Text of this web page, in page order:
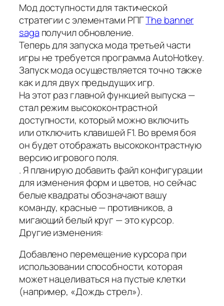
Мод доступности для тактической
стратегии с элементами РПГThe banner
saga получил обновление.
Теперь для запуска мода третьей части
игры не требуется программа AutoHotkey.
Запуск мода осуществляется точно также
как и для двух предыдущих игр.
На этот раз главной функцией выпуска —
стал режим высококонтрастной
доступности, который можно включить
или отключить клавишей F1. Во время боя
он будет отображать высококонтрастную
версию игрового поля.
. Я планирую добавить файл конфигурации
для изменения форм и цветов, но сейчас
белые квадраты обозначают вашу
команду, красные — противников, а
мигающий белый круг — это курсор.
Другие изменения:
Добавлено перемещение курсора при
использовании способности, которая
может нацеливаться на пустые клетки
(например, «Дождь стрел»).